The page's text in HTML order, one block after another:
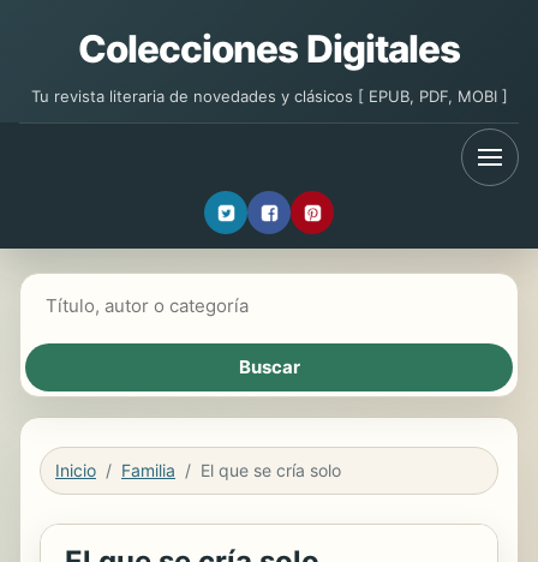
Colecciones Digitales
Tu revista literaria de novedades y clásicos [ EPUB, PDF, MOBI ]
Inicio Familia El que se cría solo